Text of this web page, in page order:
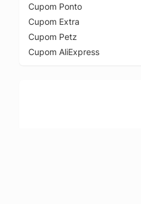
Cupom Ponto
Cupom Extra
Cupom Petz
Cupom AliExpress